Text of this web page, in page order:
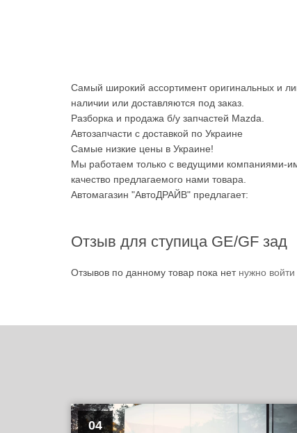
Самый широкий ассортимент оригинальных и
наличии или доставляются под заказ.
Разборка и продажа б/у запчастей Mazda.
Автозапчасти с доставкой по Украине
Самые низкие цены в Украине!
Мы работаем только с ведущими компаниями-
качество предлагаемого нами товара.
Автомагазин "АвтоДРАЙВ" предлагает:
Отзыв для ступица GE/GF зад
Отзывов по данному товар пока нет нужно
04